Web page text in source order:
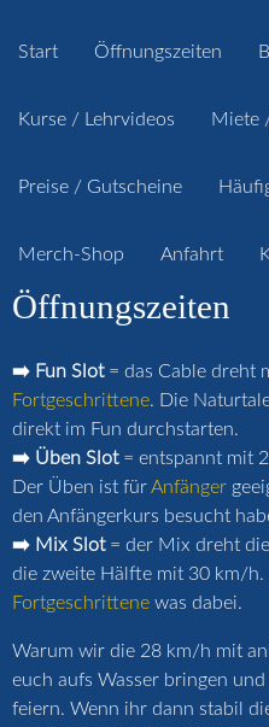
Start Öffnungszeiten
Kurse / Lehrvideos Miete
Preise / Gutscheine
Merch-Shop Anfahrt
Öffnungszeiten
➡️ Fun Slot= das Cable dreht
Fortgeschrittene. Die
direkt im Fun durchstarten.
➡️ Üben Slot= entspannt mit
Der Üben ist fürAnfänger
den Anfängerkurs besucht
➡️ Mix Slot= der Mix dreht
die zweite Hälfte mit 30 km/
Fortgeschrittene was dabei.
Warum wir die 28 km/h mit
euch aufs Wasser bringen
feiern. Wenn ihr dann stabil